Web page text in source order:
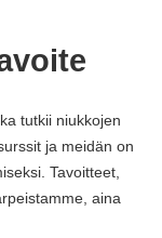
tutkii niukkojen
ja meidän on
Tavoitteet,
aina